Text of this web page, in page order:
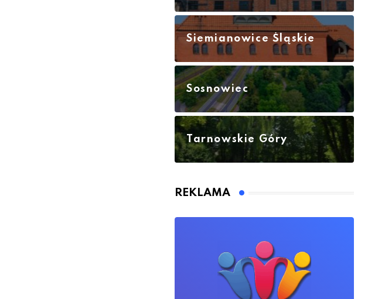
Siemianowice Śląskie
Sosnowiec
Tarnowskie Góry
REKLAMA